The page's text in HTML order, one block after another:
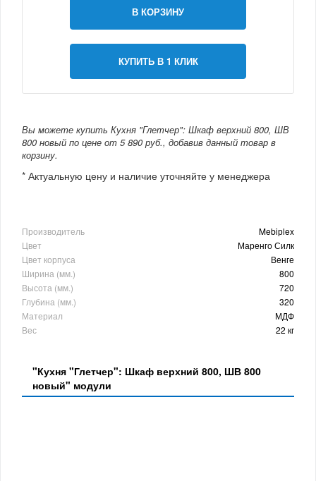
В КОРЗИНУ
КУПИТЬ В 1 КЛИК
Вы можете купить Кухня "Глетчер": Шкаф верхний 800, ШВ
800 новый по цене от 5 890 руб., добавив данный товар в
корзину.
* Актуальную цену и наличие уточняйте у менеджера
Производитель
Mebiрlex
Цвет
Маренго Силк
Цвет корпуса
Венге
Ширина (мм.)
800
Высота (мм.)
720
Глубина (мм.)
320
Материал
МДФ
Вес
22 кг
"Кухня "Глетчер": Шкаф верхний 800, ШВ 800
новый" модули